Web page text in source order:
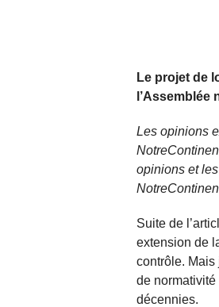
Le projet de
Les opinions
opinions et
Suite de
extension de
contrôle. Mais
de
décennies.